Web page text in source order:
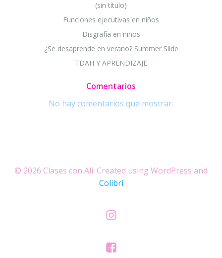
(sin título)
Funciones ejecutivas en niños
Disgrafía en niños
¿Se desaprende en verano? Summer Slide
TDAH Y APRENDIZAJE
Comentarios
No hay comentarios que mostrar.
© 2026 Clases con Ali. Created using WordPress and
Colibri